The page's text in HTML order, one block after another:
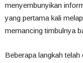
menyembunyikan
yang pertama kali
memancing timbulnya
Beberapa langkah telah